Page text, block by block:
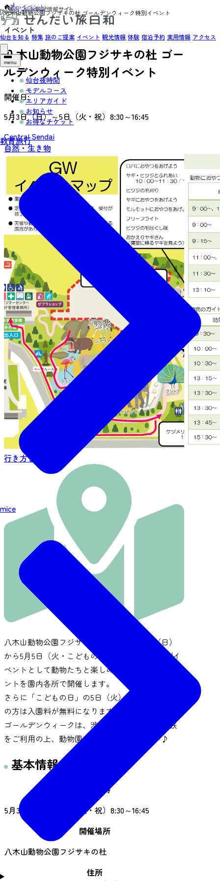
仙台を知る 特集 旅のご提案 イベント 観光情報 体験 宿泊予約 実用情報 アクセス
menu
仙台夜時間
モデルコース
エリアガイド
お知らせ
お得なチケット
教育旅行
mice
Top›イベント›
八木山動物公園フジサキの杜 ゴールデンウィーク特別イベント
イベント
八木山動物公園フジサキの杜 ゴー
ルデンウィーク特別イベント
開催日:
5月3日（日）～5日（火・祝）8:30～16:45
Central Sendai
自然・生き物
行き方を見る
八木山動物公園フジサキの杜では、5月3日（日）
から5月5日（火・こどもの日）の3日間に、特別イ
ベントとして動物たちと楽しめるさまざまなイベ
ントを園内各所で開催します。
さらに「こどもの日」の5日（火）は、中学生以下
の方は入園料が無料になります！
ゴールデンウィークは、渋滞のない快適な地下鉄
をご利用の上、動物園にぜひお越しください♪
基本情報
開催日時
5月3日（日）～5日（火・祝）8:30～16:45
開催場所
八木山動物公園フジサキの杜
住所